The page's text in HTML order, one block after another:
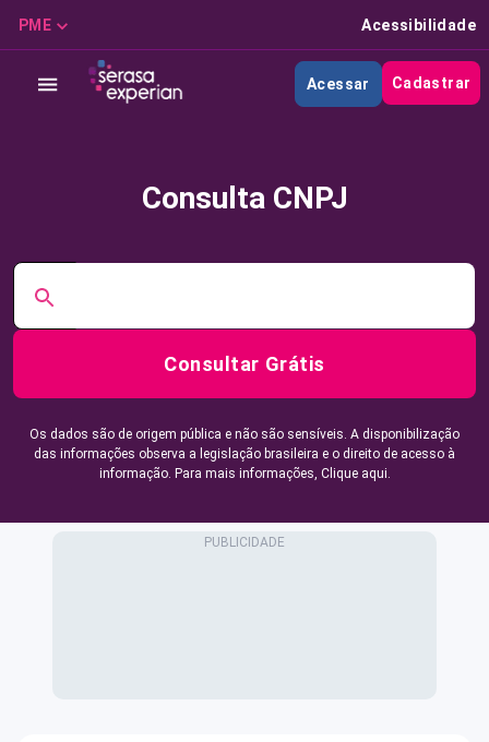
PME Acessibilidade
Acessar Cadastrar
Consulta CNPJ
Consultar Grátis
Os dados são de origem pública e não são sensíveis. A disponibilização
das informações observa a legislação brasileira e o direito de acesso à
informação. Para mais informações, Clique aqui.